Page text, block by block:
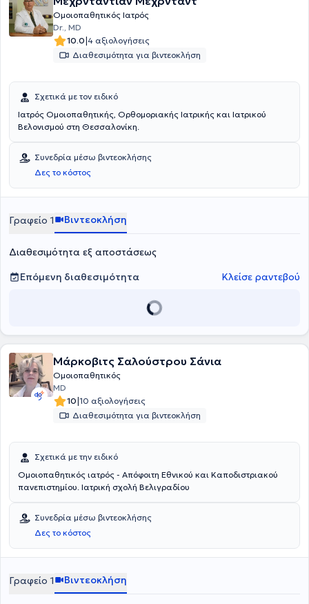
Ομοιοπαθητικός Ιατρός
Dr., MD
10.0|4 αξιολογήσεις
Διαθεσιμότητα για βιντεοκλήση
Σχετικά με τον ειδικό
Ιατρός Ομοιοπαθητικής, Ορθομοριακής Ιατρικής και Ιατρικού
Βελονισμού στη Θεσσαλονίκη.
Συνεδρία μέσω βιντεοκλήσης
Δες το κόστος
Γραφείο 1 Βιντεοκλήση
Διαθεσιμότητα εξ αποστάσεως
Επόμενη διαθεσιμότητα
Κλείσε ραντεβού
Μάρκοβιτς Σαλούστρου Σάνια
Ομοιοπαθητικός
MD
10|10 αξιολογήσεις
Διαθεσιμότητα για βιντεοκλήση
Σχετικά με την ειδικό
Ομοιοπαθητικός ιατρός - Απόφοιτη Εθνικού και Καποδιστριακού
πανεπιστημίου. Ιατρική σχολή Βελιγραδίου
Συνεδρία μέσω βιντεοκλήσης
Δες το κόστος
Γραφείο 1 Βιντεοκλήση